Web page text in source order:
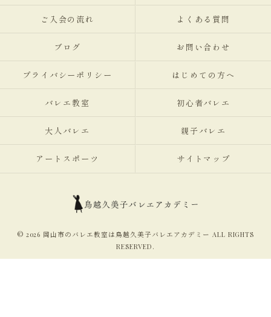
ご入会の流れ よくある質問
ブログ お問い合わせ
プライバシーポリシー はじめての方へ
バレエ教室 初心者バレエ
大人バレエ 親子バレエ
アートスポーツ サイトマップ
© 2026 岡山市のバレエ教室は鳥越久美子バレエアカデミー ALL RIGHTS
RESERVED.